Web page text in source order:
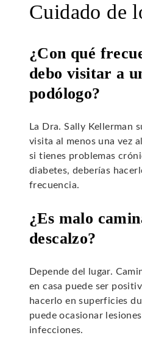
Cuidado de
¿Con qué
debo visitar a
podólogo?
La Dra. Sally Kellerman
visita al menos una vez
si tienes problemas
diabetes, deberías
frecuencia.
¿Es malo
descalzo?
Depende del lugar.
en casa puede ser
hacerlo en superficies
puede ocasionar
infecciones.